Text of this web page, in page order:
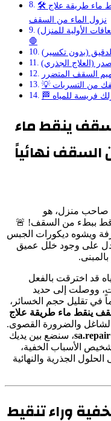
🛠️ ثالثاً: الخطوات العملية.. إذا كان السقف ينقط ماء طريقة علاج
نزول الماء من السقف
الأولية للمنزل)
🛑
من التسربات
ينقط ماء
السقف نهائياً
صاحب منزل، هو
ببطء من السقف! 🚨
ويشوه ديكورات الجبس
على وجود خلل عميق
قد اخترقت بالفعل
ووصلت إلى حديد
في تقليل حجم الخسائر،
ينقط ماء طريقة علاج
والضرورة القصوى.
sa.repair، سنضع بين يديك
الأسباب الخفية،
الجذرية والنهائية
وراء تنقيط